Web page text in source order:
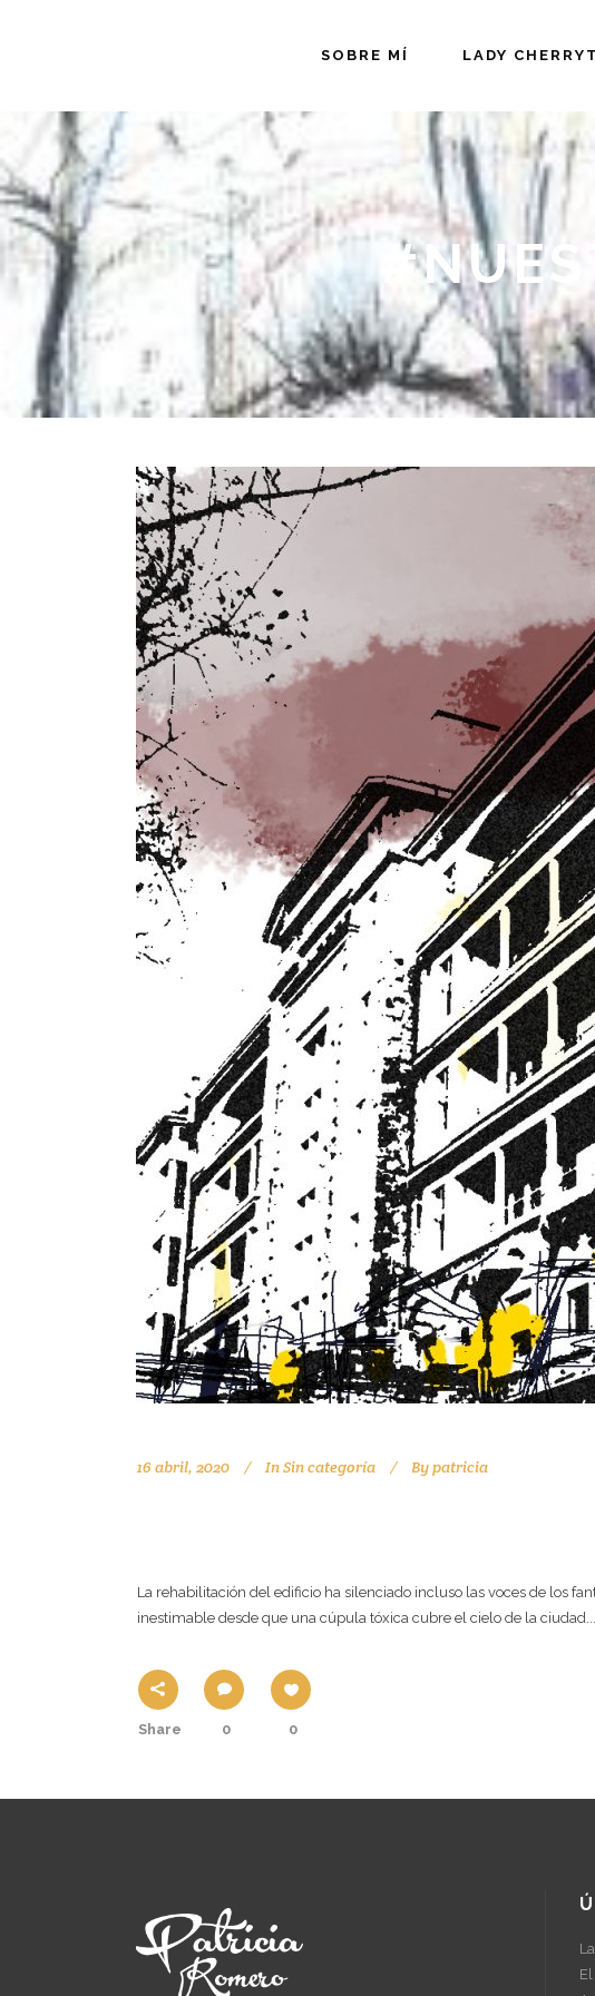
SOBRE MÍ LADY
16 abril, 2020 InSin categoría Bypatricia
La rehabilitación del edificio ha silenciado incluso las voces de los
inestimable desde que una cúpula tóxica cubre el cielo de la
Share 0 0